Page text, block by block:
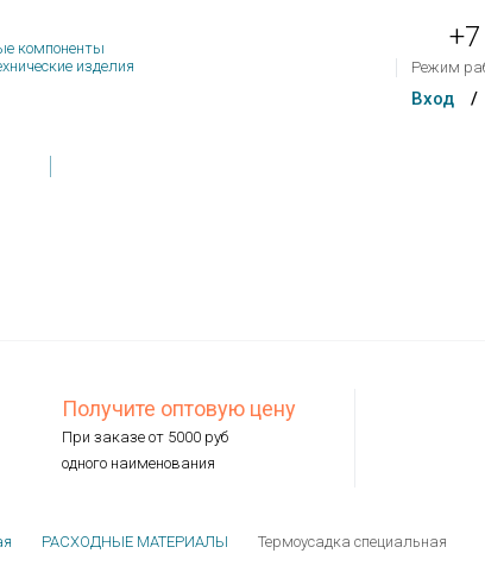
компоненты
изделия
Режим
Вход /
Получите оптовую цену
При заказе от 5000 руб
одного наименования
РАСХОДНЫЕ МАТЕРИАЛЫ Термоусадка специальная